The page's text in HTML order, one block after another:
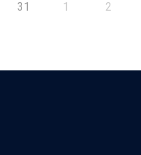
31 1 2